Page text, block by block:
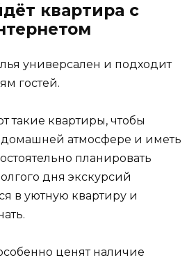
квартира с
универсален и подходит
гостей.
такие квартиры, чтобы
домашней атмосфере и иметь
планировать
дня экскурсий
в уютную квартиру и
ценят наличие